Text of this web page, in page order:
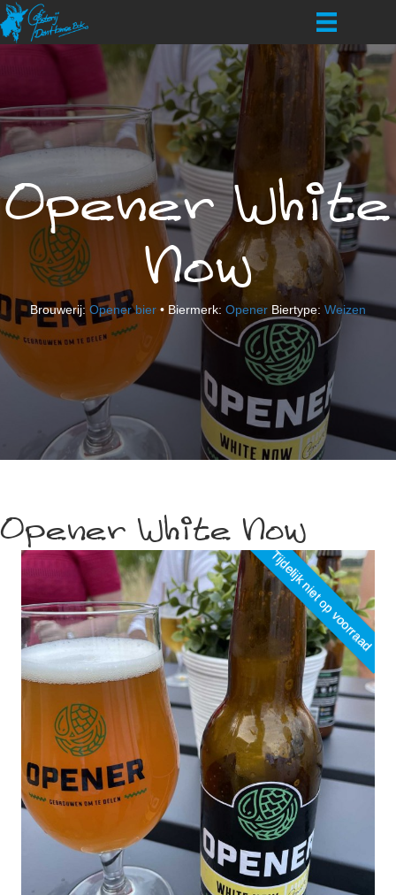
Opener White
Now
Brouwerij: Opener bier • Biermerk: Opener Biertype: Weizen
Opener White Now
Tijdelijk niet op voorraad